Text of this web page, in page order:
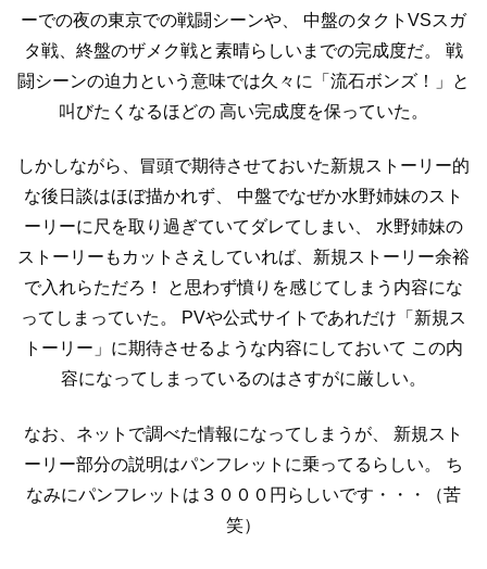
ーでの夜の東京での戦闘シーンや、
中盤のタクトVSスガ
タ戦、終盤のザメク戦と素晴らしいまでの完成度だ。
戦
闘シーンの迫力という意味では久々に「流石ボンズ！」と
叫びたくなるほどの 高い完成度を保っていた。
しかしながら、冒頭で期待させておいた新規ストーリー的
な後日談はほぼ描かれず、
中盤でなぜか水野姉妹のスト
ーリーに尺を取り過ぎていてダレてしまい、
水野姉妹の
ストーリーもカットさえしていれば、新規ストーリー余裕
で入れらただろ！
と思わず憤りを感じてしまう内容にな
ってしまっていた。
PVや公式サイトであれだけ「新規ス
トーリー」に期待させるような内容にしておいて この内
容になってしまっているのはさすがに厳しい。
なお、ネットで調べた情報になってしまうが、
新規スト
ーリー部分の説明はパンフレットに乗ってるらしい。
ち
なみにパンフレットは３０００円らしいです・・・（苦
笑）